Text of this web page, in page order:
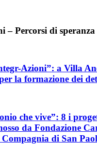
– Percorsi di speranza
Azioni”: a Villa
la formazione dei
che vive”: 8 i
da Fondazione
di San